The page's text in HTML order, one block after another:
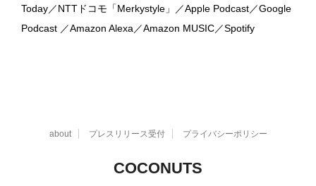
Today／NTTドコモ「Merkystyle」／Apple Podcast／Google
Podcast ／Amazon Alexa／Amazon MUSIC／Spotify
about プレスリリース受付 プライバシーポリシー
COCONUTS